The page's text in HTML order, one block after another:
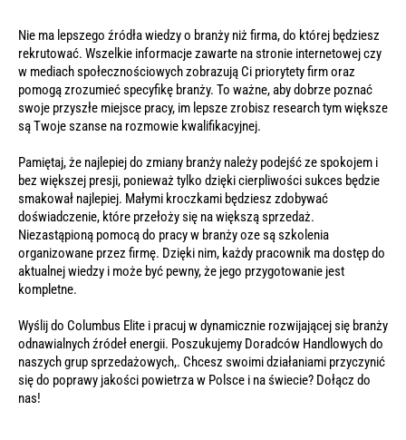
Nie ma lepszego źródła wiedzy o branży niż firma, do której będziesz
rekrutować. Wszelkie informacje zawarte na stronie internetowej czy
w mediach społecznościowychzobrazują Ci priorytety firm oraz
pomogą zrozumieć specyfikę branży. To ważne, aby dobrze poznać
swoje przyszłe miejsce pracy, im lepsze zrobisz research tym większe
są Twoje szanse na rozmowie kwalifikacyjnej.
Pamiętaj, że najlepiej do zmiany branży należy podejść ze spokojem i
bez większej presji, ponieważ tylko dzięki cierpliwości sukces będzie
smakował najlepiej. Małymi kroczkami będziesz zdobywać
doświadczenie, które przełoży się na większą sprzedaż.
Niezastąpioną pomocą do pracy w branży oze są szkolenia
organizowane przez firmę. Dzięki nim, każdy pracownik ma dostęp do
aktualnej wiedzy i może być pewny, że jego przygotowanie jest
kompletne.
Wyślij do Columbus Elite i pracuj w dynamicznie rozwijającej się branży
odnawialnych źródeł energii. Poszukujemy Doradców Handlowych do
naszych grup sprzedażowych,. Chcesz swoimi działaniami przyczynić
się do poprawy jakości powietrza w Polsce i na świecie? Dołącz do
nas!